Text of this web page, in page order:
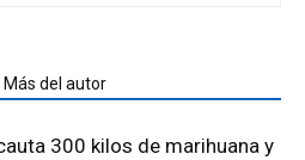
Más del autor
300 kilos de marihuana y